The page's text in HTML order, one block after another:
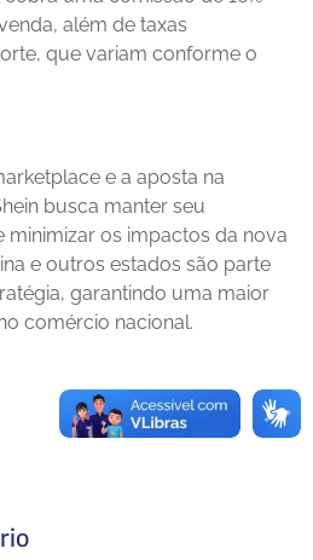
além de taxas
que variam conforme o
e a aposta na
busca manter seu
minimizar os impactos da nova
e outros estados são parte
garantindo uma maior
comércio nacional.